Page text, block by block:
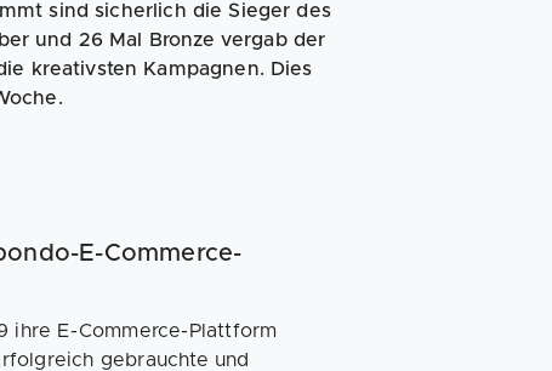
sind sicherlich die Sieger des
und 26 Mal Bronze vergab der
kreativsten Kampagnen. Dies
E-Commerce-
ihre E-Commerce-Plattform
gebrauchte und